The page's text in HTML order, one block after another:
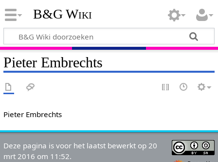
B&G Wiki
Pieter Embrechts
Pieter Embrechts
Deze pagina is voor het laatst bewerkt op 20
mrt 2016 om 11:52.